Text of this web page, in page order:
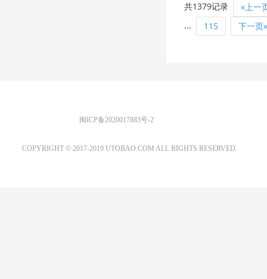
共1379记录
«上一
...
115 下一页»
闽ICP备2020017883号-2
COPYRIGHT © 2017-2019 UTOBAO.COM ALL RIGHTS RESERVED.